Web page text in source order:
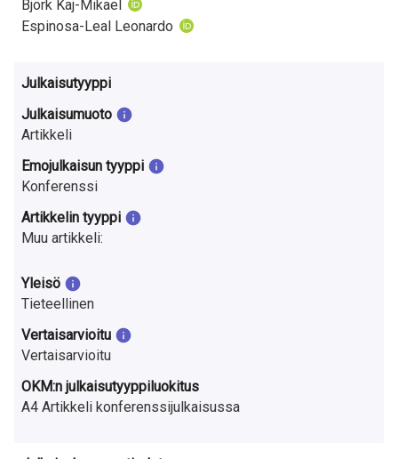
s
s
t
a
S
u
m
e
s
s
Björk Kaj-Mikael
Espinosa-Leal Leonardo
Julkaisutyyppi
Julkaisumuoto
Artikkeli
Emojulkaisun tyyppi
Konferenssi
Artikkelin tyyppi
Muu artikkeli:
Yleisö
Tieteellinen
Vertaisarvioitu
Vertaisarvioitu
OKM:n julkaisutyyppiluokitus
A4 Artikkeli konferenssijulkaisussa